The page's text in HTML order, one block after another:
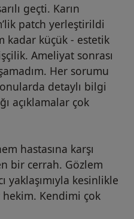
geçti. Karın
patch yerleştirildi
kadar küçük - estetik
Ameliyat sonrası
Her sorumu
detaylı bilgi
açıklamalar çok
hastasına karşı
bir cerrah. Gözlem
yaklaşımıyla kesinlikle
Kendimi çok